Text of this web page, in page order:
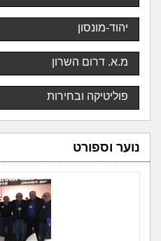
יהוד-מונסון
מ.א. דרום השרון
פוליטיקה ובחירות
נוער וספורט